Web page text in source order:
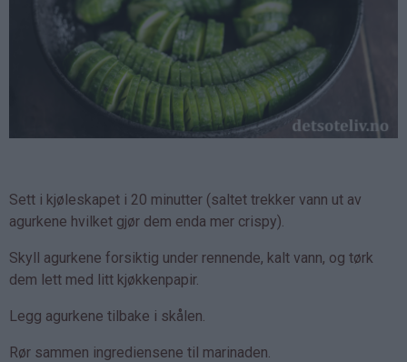
Sett i kjøleskapet i 20 minutter (saltet trekker vann ut av
agurkene hvilket gjør dem enda mer crispy).
Skyll agurkene forsiktig under rennende, kalt vann, og tørk
dem lett med litt kjøkkenpapir.
Legg agurkene tilbake i skålen.
Rør sammen ingrediensene til marinaden.